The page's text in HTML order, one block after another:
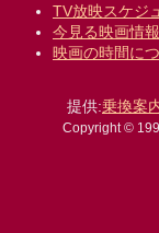
TV放映スケジ
今見る映画情報
映画の時間に
提供:乗換案
Copyright ©